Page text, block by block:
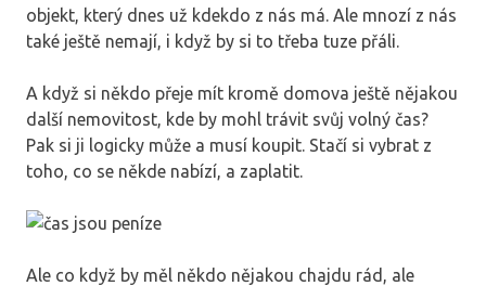
objekt, který dnes už kdekdo z nás má. Ale mnozí z nás
také ještě nemají, i když by si to třeba tuze přáli.
A když si někdo přeje mít kromě domova ještě nějakou
další nemovitost, kde by mohl trávit svůj volný čas?
Pak si ji logicky může a musí koupit. Stačí si vybrat z
toho, co se někde nabízí, a zaplatit.
Ale co když by měl někdo nějakou chajdu rád, ale